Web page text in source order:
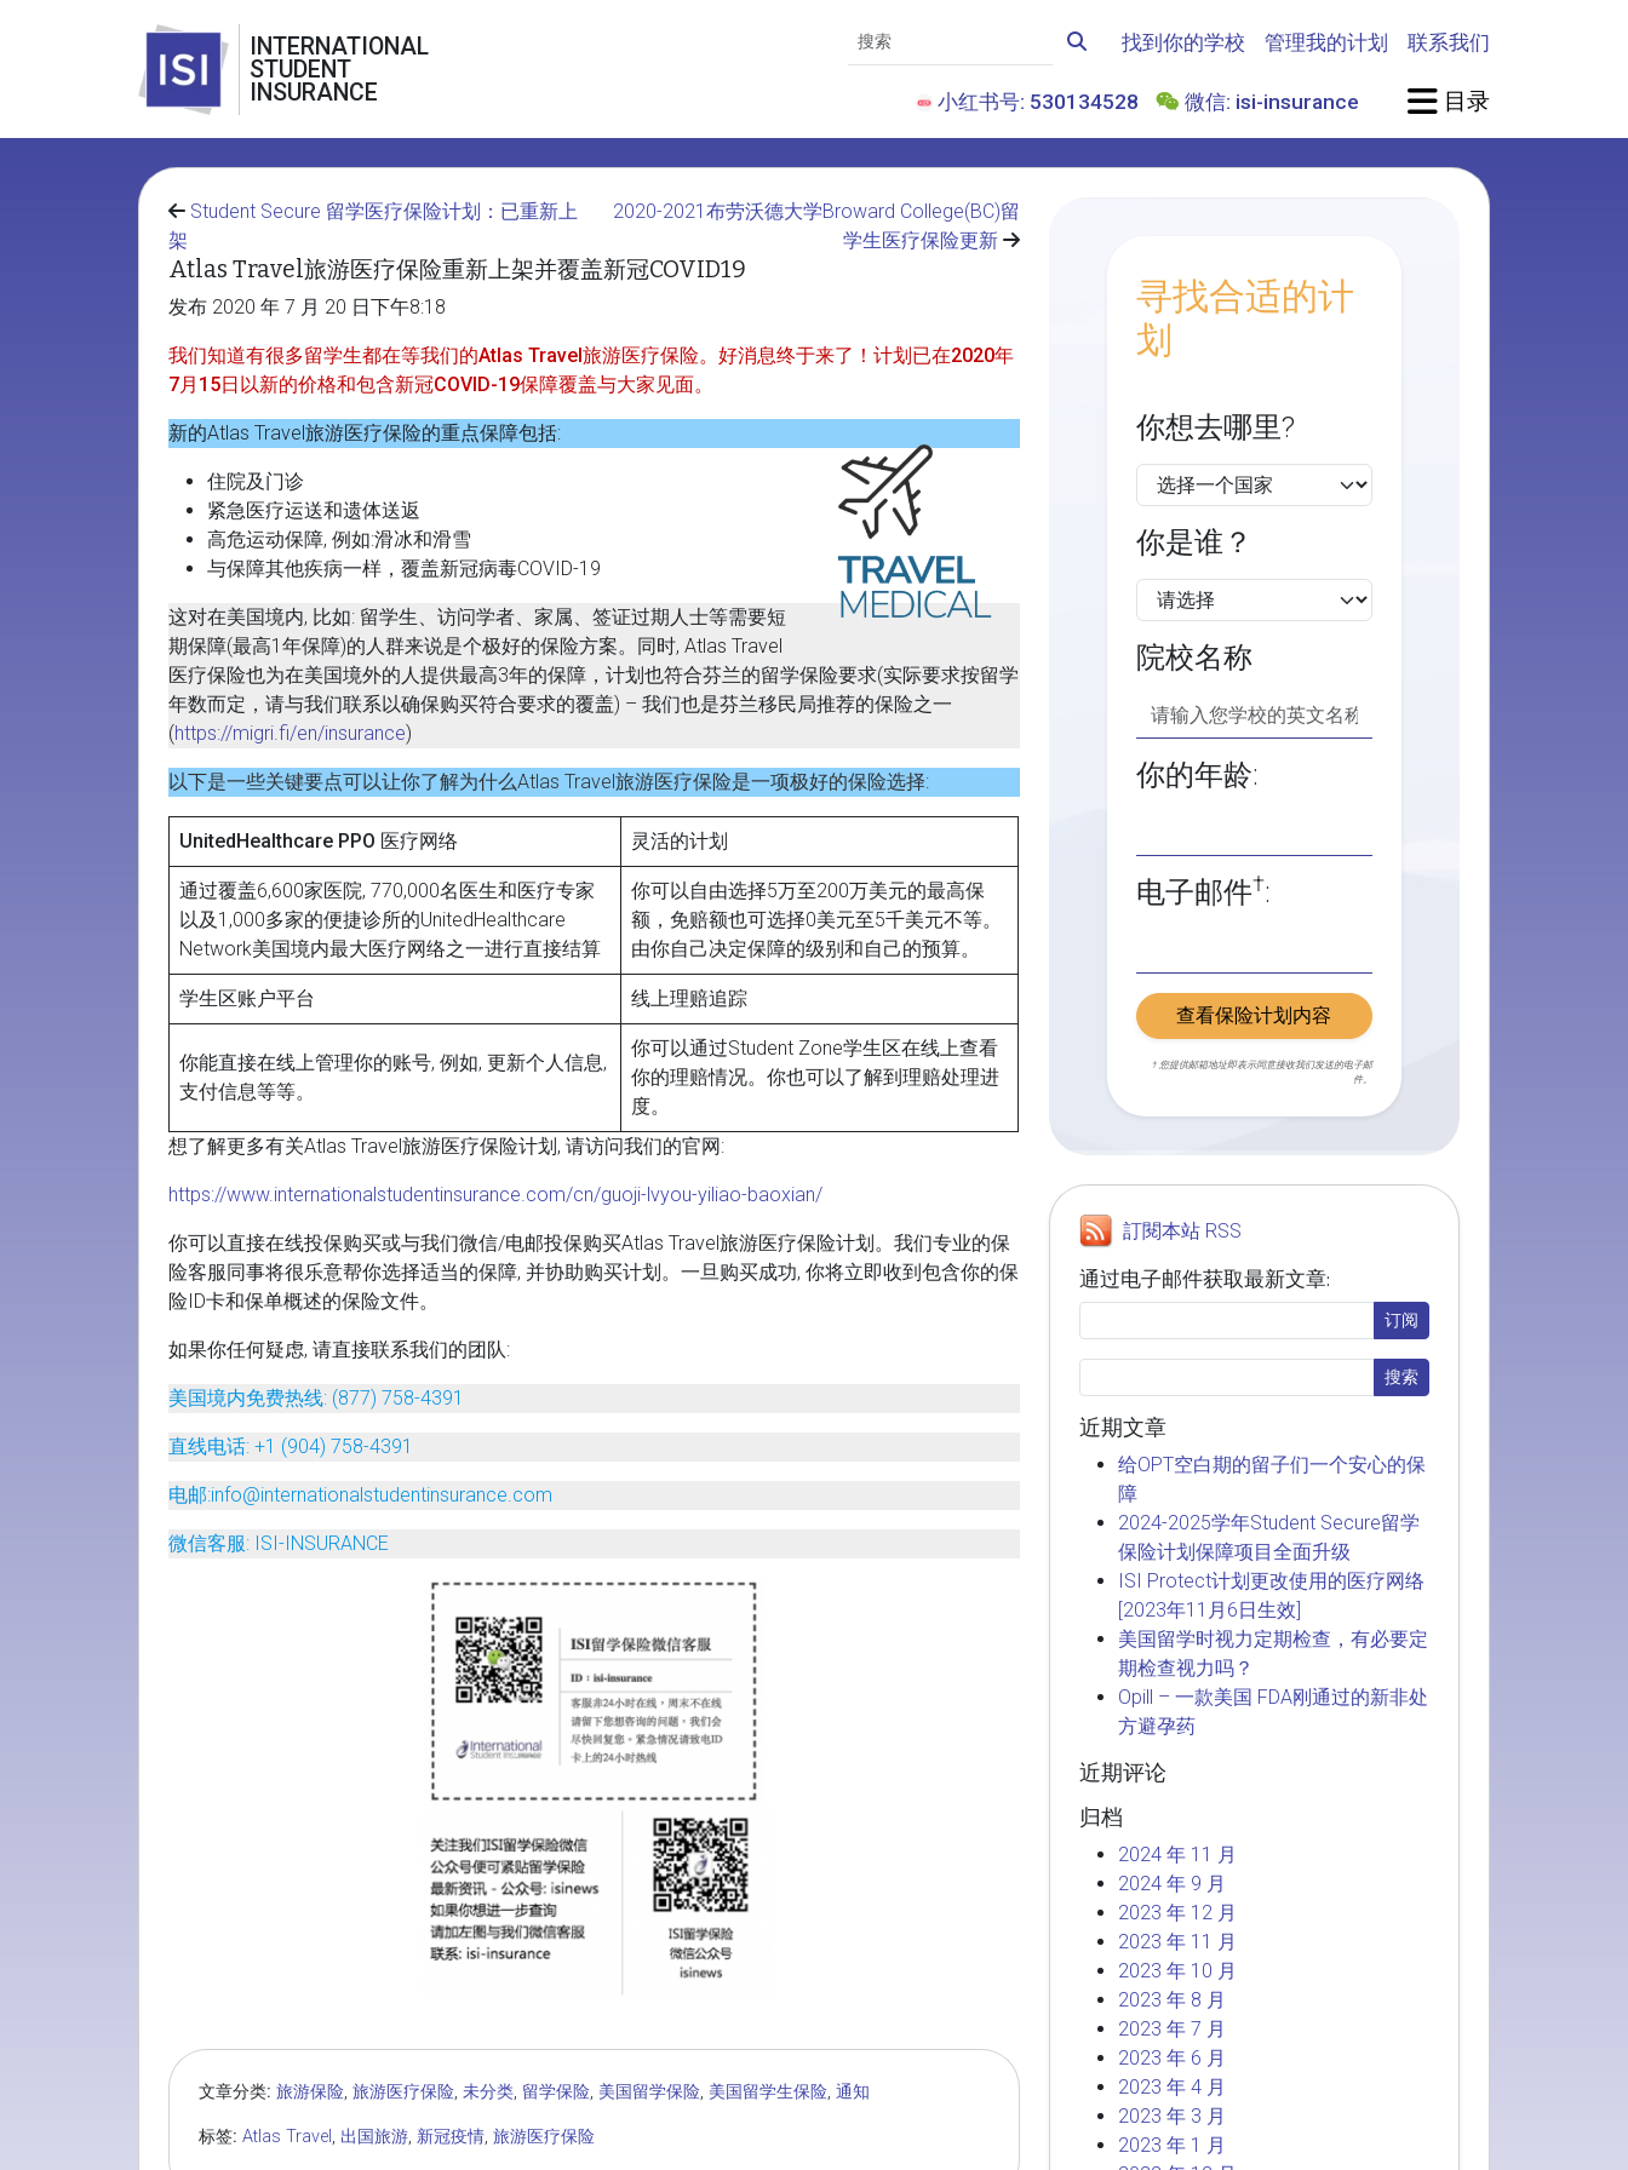
INTERNATIONAL
STUDENT
INSURANCE
找到你的学校 管理我的计划 联系我们
小红书号: 530134528 微信: isi-insurance 目录
Student Secure 留学医疗保险计划：已重新上
架
2020-2021布劳沃德大学Broward College(BC)留
学生医疗保险更新
Atlas Travel旅游医疗保险重新上架并覆盖新冠COVID19
发布 2020 年 7 月 20 日下午8:18
我们知道有很多留学生都在等我们的Atlas Travel旅游医疗保险。好消息终于来了！计划已在2020年
7月15日以新的价格和包含新冠COVID-19保障覆盖与大家见面。
新的Atlas Travel旅游医疗保险的重点保障包括:
住院及门诊
紧急医疗运送和遗体送返
高危运动保障, 例如:滑冰和滑雪
与保障其他疾病一样，覆盖新冠病毒COVID-19
这对在美国境内, 比如: 留学生、访问学者、家属、签证过期人士等需要短
期保障(最高1年保障)的人群来说是个极好的保险方案。同时, Atlas Travel
医疗保险也为在美国境外的人提供最高3年的保障，计划也符合芬兰的留学保险要求(实际要求按留学
年数而定，请与我们联系以确保购买符合要求的覆盖) – 我们也是芬兰移民局推荐的保险之一
(https://migri.fi/en/insurance)
以下是一些关键要点可以让你了解为什么Atlas Travel旅游医疗保险是一项极好的保险选择:
UnitedHealthcare PPO 医疗网络 灵活的计划
通过覆盖6,600家医院, 770,000名医生和医疗专家
以及1,000多家的便捷诊所的UnitedHealthcare
Network美国境内最大医疗网络之一进行直接结算
你可以自由选择5万至200万美元的最高保
额，免赔额也可选择0美元至5千美元不等。
由你自己决定保障的级别和自己的预算。
学生区账户平台 线上理赔追踪
你能直接在线上管理你的账号, 例如, 更新个人信息,
支付信息等等。
你可以通过Student Zone学生区在线上查看
你的理赔情况。你也可以了解到理赔处理进
度。
想了解更多有关Atlas Travel旅游医疗保险计划, 请访问我们的官网:
https://www.internationalstudentinsurance.com/cn/guoji-lvyou-yiliao-baoxian/
你可以直接在线投保购买或与我们微信/电邮投保购买Atlas Travel旅游医疗保险计划。我们专业的保
险客服同事将很乐意帮你选择适当的保障, 并协助购买计划。一旦购买成功, 你将立即收到包含你的保
险ID卡和保单概述的保险文件。
如果你任何疑虑, 请直接联系我们的团队:
美国境内免费热线: (877) 758-4391
直线电话: +1 (904) 758-4391
电邮:info@internationalstudentinsurance.com
微信客服: ISI-INSURANCE
文章分类: 旅游保险, 旅游医疗保险, 未分类, 留学保险, 美国留学保险, 美国留学生保险, 通知
标签: Atlas Travel , 出国旅游, 新冠疫情, 旅游医疗保险
寻找合适的计
划
你想去哪里?
你是谁？
院校名称
你的年龄:
电子邮件†:
查看保险计划内容
† 您提供邮箱地址即表示同意接收我们发送的电子邮
件。
訂閱本站 RSS
通过电子邮件获取最新文章:
近期文章
给OPT空白期的留子们一个安心的保
障
2024-2025学年Student Secure留学
保险计划保障项目全面升级
ISI Protect计划更改使用的医疗网络
[2023年11月6日生效]
美国留学时视力定期检查，有必要定
期检查视力吗？
Opill – 一款美国 FDA刚通过的新非处
方避孕药
近期评论
归档
2024 年 11 月
2024 年 9 月
2023 年 12 月
2023 年 11 月
2023 年 10 月
2023 年 8 月
2023 年 7 月
2023 年 6 月
2023 年 4 月
2023 年 3 月
2023 年 1 月